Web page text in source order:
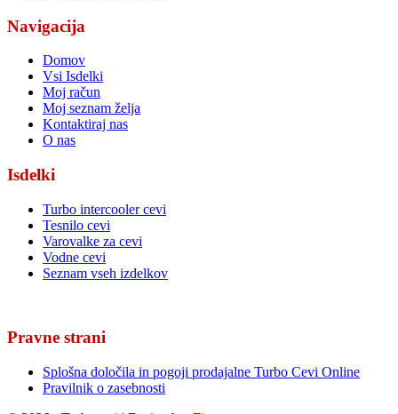
Navigacija
Domov
Vsi Isdelki
Moj račun
Moj seznam želja
Kontaktiraj nas
O nas
Isdelki
Turbo intercooler cevi
Tesnilo cevi
Varovalke za cevi
Vodne cevi
Seznam vseh izdelkov
Pravne strani
Splošna določila in pogoji prodajalne Turbo Cevi Online
Pravilnik o zasebnosti